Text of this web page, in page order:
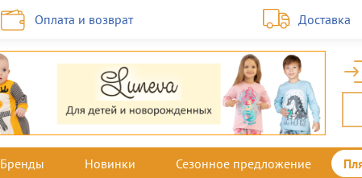
Оплата и возврат Доставка
Бренды Новинки Сезонное предложение